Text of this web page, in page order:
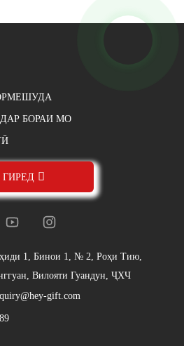
ДАР БОРАИ МО
1, Бинои 1, № 2, Роҳи Тию,
Вилояти Гуандун, ҶХЧ
gift.com